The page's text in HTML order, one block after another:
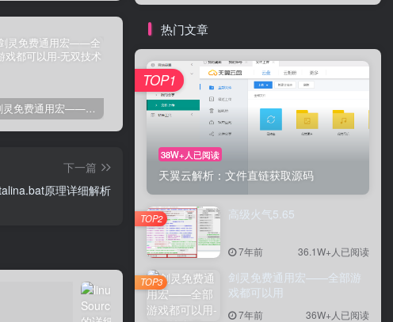
剑灵免费通用宏——全部游戏都可以用 剑灵免费自动勇猛-刷花宏 剑灵高级版御剑剑士（第三派系）8.03
下一篇
原理详细解析
热门文章
38W+人已阅读
天翼云解析：文件直链获取源码
TOP1
高级火气5.65
7年前 36.1W+人已阅读
TOP2
剑灵免费通用宏——全部游
戏都可以用
7年前 36W+人已阅读
TOP3